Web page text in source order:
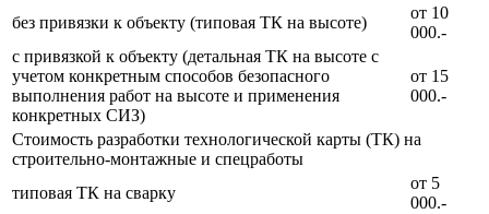
без привязки к объекту (типовая ТК на высоте)
от 10
000.-
с привязкой к объекту (детальная ТК на высоте с
учетом конкретным способов безопасного
выполнения работ на высоте и применения
конкретных СИЗ)
от 15
000.-
Стоимость разработки технологической карты (ТК) на
строительно-монтажные и спецработы
типовая ТК на сварку
от 5
000.-